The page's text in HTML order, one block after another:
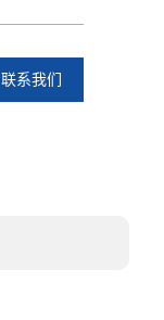
联系我们